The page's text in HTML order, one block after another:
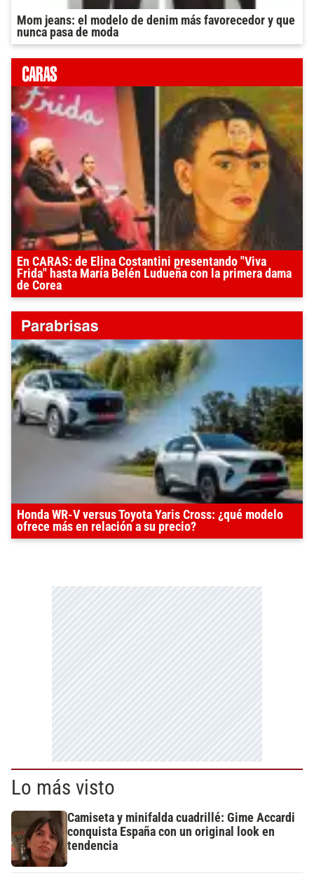
Mom jeans: el modelo de denim más favorecedor y que
nunca pasa de moda
En CARAS: de Elina Costantini presentando "Viva
Frida" hasta María Belén Ludueña con la primera dama
de Corea
Honda WR-V versus Toyota Yaris Cross: ¿qué modelo
ofrece más en relación a su precio?
Lo más visto
Camiseta y minifalda cuadrillé: Gime Accardi
conquista España con un original look en
tendencia